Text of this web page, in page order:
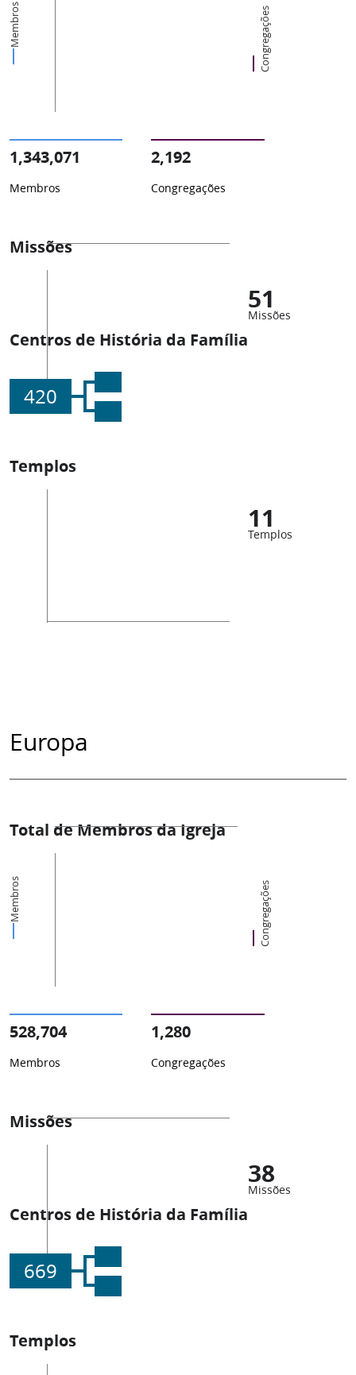
Membros Congregações
1,343,071
Membros
2,192
Congregações
Missões
51
Missões
Centros de História da Família
420
Templos
11
Templos
Europa
Total de Membros da Igreja
Membros Congregações
528,704
Membros
1,280
Congregações
Missões
38
Missões
Centros de História da Família
669
Templos